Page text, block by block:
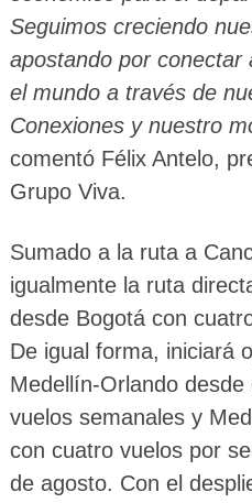
Seguimos creciendo
apostando por conectar
el mundo a través de
Conexiones y nuestro
comentó Félix Antelo,
Grupo Viva.
Sumado a la ruta a
igualmente la ruta
desde Bogotá con
De igual forma, iniciará
Medellín-Orlando
vuelos semanales y
con cuatro vuelos por
de agosto. Con el